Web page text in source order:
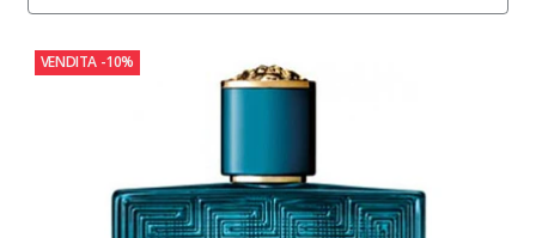
VENDITA -10%